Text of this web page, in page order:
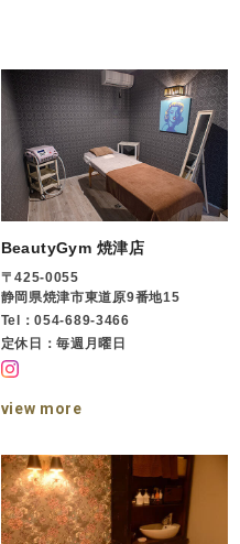
BeautyGym 焼津店
〒425-0055
静岡県焼津市東道原9番地15
Tel：054-689-3466
定休日：毎週月曜日
view more